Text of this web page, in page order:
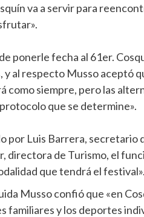
va a servir para
ponerle fecha al 61er.
y al respecto Musso aceptó
como siempre, pero las
que se determine».
por Luis Barrera,
directora de Turismo, el
que tendrá el festival».
Musso confió que «en
familiares y los deportes